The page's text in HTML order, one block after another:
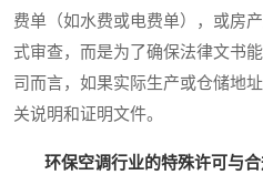
费单（如水费或电费单），或房
式审查，而是为了确保法律文书
司而言，如果实际生产或仓储地
关说明和证明文件。
环保空调行业的特殊许可与